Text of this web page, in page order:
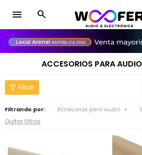
menu
ACCESORIOS PARA
Filtrando por: Accesorios para audio
Quitar filtros
close